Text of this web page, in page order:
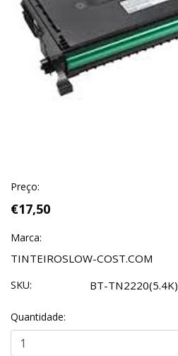
Preço:
€17,50
Marca:
TINTEIROSLOW-COST.COM
SKU: BT-TN2220(5.4K)
Quantidade: